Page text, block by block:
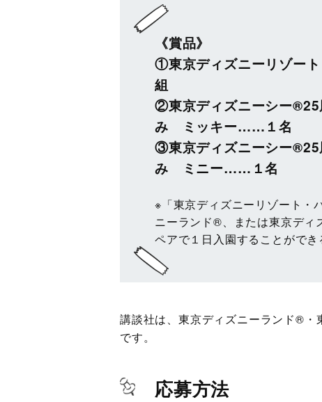
《賞品》
①東京ディズニーリゾー
組
②東京ディズニーシー
み ミッキー……１名
③東京ディズニーシー
み ミニー……１名
※「東京ディズニーリゾート・
ニーランド®、または東京ディ
ペアで１日入園することができ
講談社は、東京ディズニーランド®
です。
応募方法